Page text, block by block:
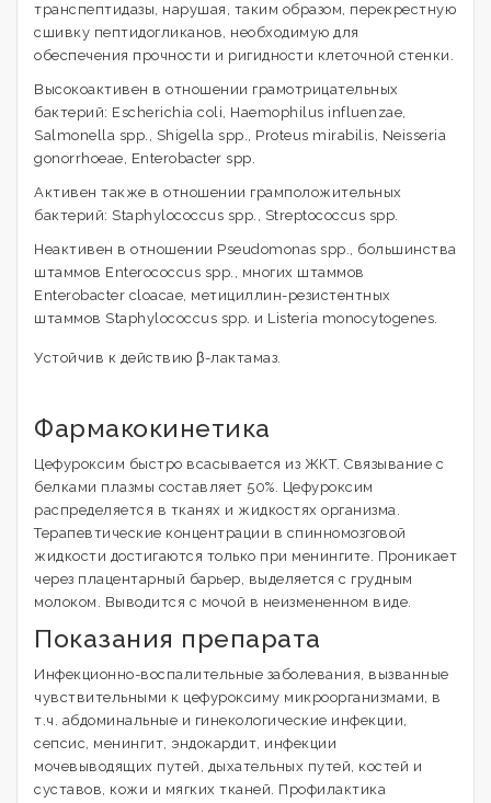
транспептидазы, нарушая, таким образом, перекрестную
сшивку пептидогликанов, необходимую для
обеспечения прочности и ригидности клеточной стенки.
Высокоактивен в отношении грамотрицательных
бактерий: Escherichia coli, Haemophilus influenzae,
Salmonella spp., Shigella spp., Proteus mirabilis, Neisseria
gonorrhoeae, Enterobacter spp.
Активен также в отношении грамположительных
бактерий: Staphylococcus spp., Streptococcus spp.
Неактивен в отношении Pseudomonas spp., большинства
штаммов Enterococcus spp., многих штаммов
Enterobacter cloacae, метициллин-резистентных
штаммов Staphylococcus spp. и Listeria monocytogenes.
Устойчив к действию β-лактамаз.
Фармакокинетика
Цефуроксим быстро всасывается из ЖКТ. Связывание с
белками плазмы составляет 50%. Цефуроксим
распределяется в тканях и жидкостях организма.
Терапевтические концентрации в спинномозговой
жидкости достигаются только при менингите. Проникает
через плацентарный барьер, выделяется с грудным
молоком. Выводится с мочой в неизмененном виде.
Показания препарата
Инфекционно-воспалительные заболевания, вызванные
чувствительными к цефуроксиму микроорганизмами, в
т.ч. абдоминальные и гинекологические инфекции,
сепсис, менингит, эндокардит, инфекции
мочевыводящих путей, дыхательных путей, костей и
суставов, кожи и мягких тканей. Профилактика